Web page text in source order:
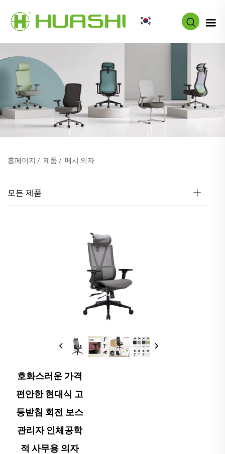
홈페이지 / 제품 / 메시 의자
모든 제품
호화스러운 가격
편안한 현대식 고
등받침 회전 보스
관리자 인체공학
적 사무용 의자